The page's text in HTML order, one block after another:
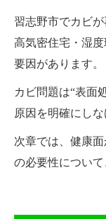
習志野市でカビが
高気密住宅・湿
要因があります。
カビ問題は“表面
原因を明確にし
次章では、健康
の必要性について